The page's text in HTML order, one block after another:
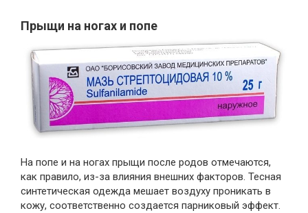
Прыщи на ногах и попе
На попе и на ногах прыщи после родов отмечаются,
как правило, из-за влияния внешних факторов. Тесная
синтетическая одежда мешает воздуху проникать в
кожу, соответственно создается парниковый эффект.